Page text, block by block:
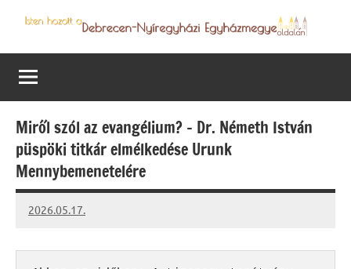
content
Debrecen-
Nyíregyházi
Egyházmegye
programjai
Miről szól az evangélium? – Dr. Németh István
püspöki titkár elmélkedése Urunk
Mennybemenetelére
2026.05.17.
Leiszt